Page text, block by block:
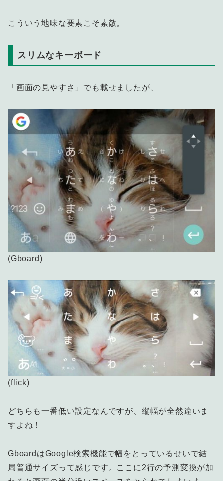
こういう地味な要素こそ素敵。
スリムなキーボード
「画面の見やすさ」でも載せましたが、
(Gboard)
(flick)
どちらも一番低い設定なんですが、縦幅が全然違いま
すよね！
GboardはGoogle検索機能で幅をとっているせいで結
局普通サイズって感じです。ここに2行の予測変換が加